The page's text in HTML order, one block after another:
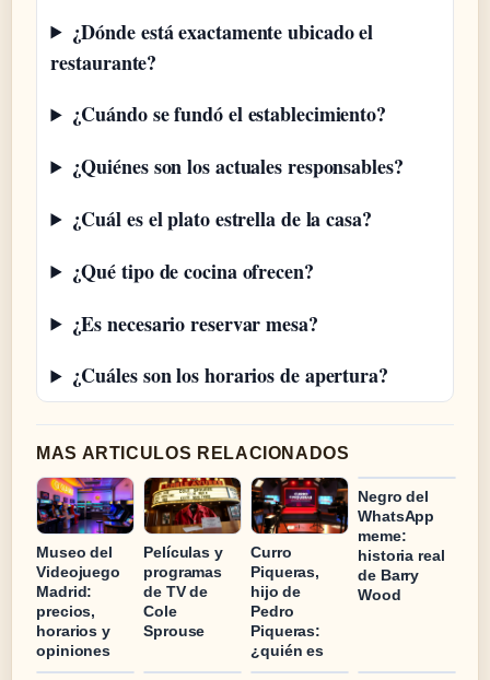
¿Dónde está exactamente ubicado el
restaurante?
¿Cuándo se fundó el establecimiento?
¿Quiénes son los actuales responsables?
¿Cuál es el plato estrella de la casa?
¿Qué tipo de cocina ofrecen?
¿Es necesario reservar mesa?
¿Cuáles son los horarios de apertura?
MAS ARTICULOS RELACIONADOS
Museo del
Videojuego
Madrid:
precios,
horarios y
opiniones
Películas y
programas
de TV de
Cole
Sprouse
Curro
Piqueras,
hijo de
Pedro
Piqueras:
¿quién es
Negro del
WhatsApp
meme:
historia real
de Barry
Wood